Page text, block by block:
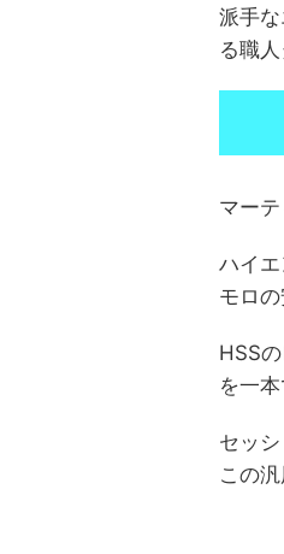
派手
る職人
マー
ハイ
モロ
HSS
を一本
セッ
この